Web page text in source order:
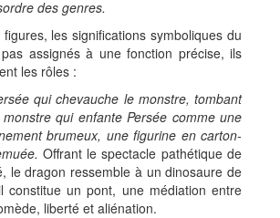
des genres.
les significations symboliques du
assignés à une fonction précise, ils
les rôles :
qui chevauche le monstre, tombant
qui enfante Persée comme une
brumeux, une figurine en carton-
Offrant le spectacle pathétique de
le dragon ressemble à un dinosaure de
constitue un pont, une médiation entre
liberté et aliénation.